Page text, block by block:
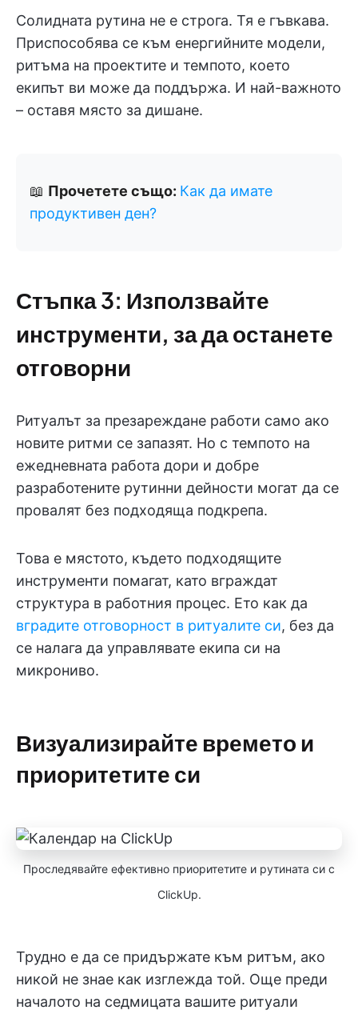
Солидната рутина не е строга. Тя е гъвкава.
Приспособява се към енергийните модели,
ритъма на проектите и темпото, което
екипът ви може да поддържа. И най-важното
– оставя място за дишане.
📖 Прочетете също: Как да имате
продуктивен ден?
Стъпка 3: Използвайте
инструменти, за да останете
отговорни
Ритуалът за презареждане работи само ако
новите ритми се запазят. Но с темпото на
ежедневната работа дори и добре
разработените рутинни дейности могат да се
провалят без подходяща подкрепа.
Това е мястото, където подходящите
инструменти помагат, като вграждат
структура в работния процес. Ето как да
вградите отговорност в ритуалите си, без да
се налага да управлявате екипа си на
микрониво.
Визуализирайте времето и
приоритетите си
Проследявайте ефективно приоритетите и рутината си с
ClickUp.
Трудно е да се придържате към ритъм, ако
никой не знае как изглежда той. Още преди
началото на седмицата вашите ритуали